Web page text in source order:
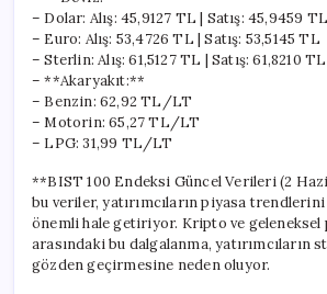
– Dolar: Alış: 45,9127 TL | Satış: 45,9459 TL
– Euro: Alış: 53,4726 TL | Satış: 53,5145 TL
– Sterlin: Alış: 61,5127 TL | Satış: 61,8210 TL
– **Akaryakıt:**
– Benzin: 62,92 TL/LT
– Motorin: 65,27 TL/LT
– LPG: 31,99 TL/LT
**BIST 100 Endeksi Güncel Verileri (2
bu veriler, yatırımcıların piyasa
önemli hale getiriyor. Kripto ve geleneksel
arasındaki bu dalgalanma,
gözden geçirmesine neden oluyor.